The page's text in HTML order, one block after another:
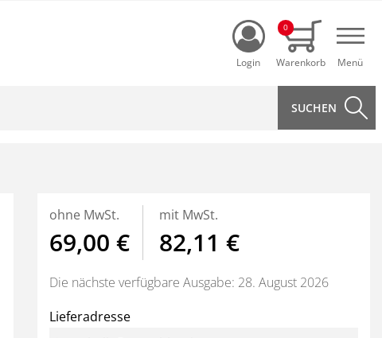
Login
0
ohne MwSt.
69,00 €
mit MwSt.
82,11 €
Die nächste verfügbare Ausgabe: 28. August 2026
Lieferadresse